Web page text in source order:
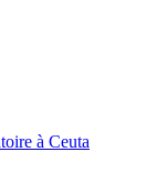
à Ceuta